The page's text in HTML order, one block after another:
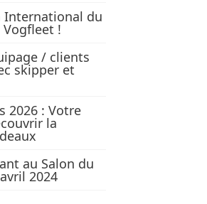
International du
!
/ clients
skipper et
2026 : Votre
la
au Salon du
2024